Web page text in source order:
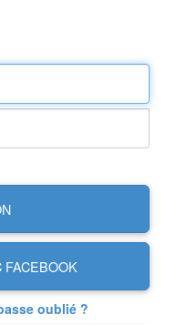
oublié ?